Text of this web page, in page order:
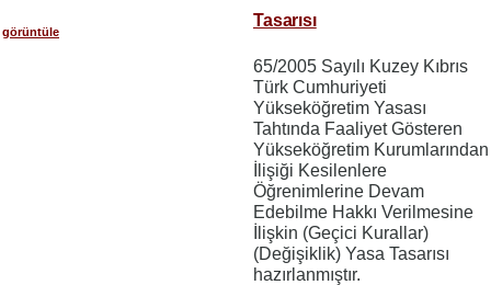
görüntüle
Tasarısı
65/2005 Sayılı Kuzey Kıbrıs
Türk Cumhuriyeti
Yükseköğretim Yasası
Tahtında Faaliyet Gösteren
Yükseköğretim Kurumlarından
İlişiği Kesilenlere
Öğrenimlerine Devam
Edebilme Hakkı Verilmesine
İlişkin (Geçici Kurallar)
(Değişiklik) Yasa Tasarısı
hazırlanmıştır.